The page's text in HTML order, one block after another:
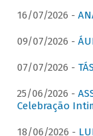
16/07/2026 -
09/07/2026 -
07/07/2026 -
25/06/2026 -
Celebração
18/06/2026 -